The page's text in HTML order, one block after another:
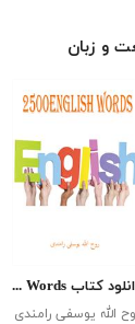
و زبان
دانلود کتاب 2500English Words
الله یوسفی رامندی